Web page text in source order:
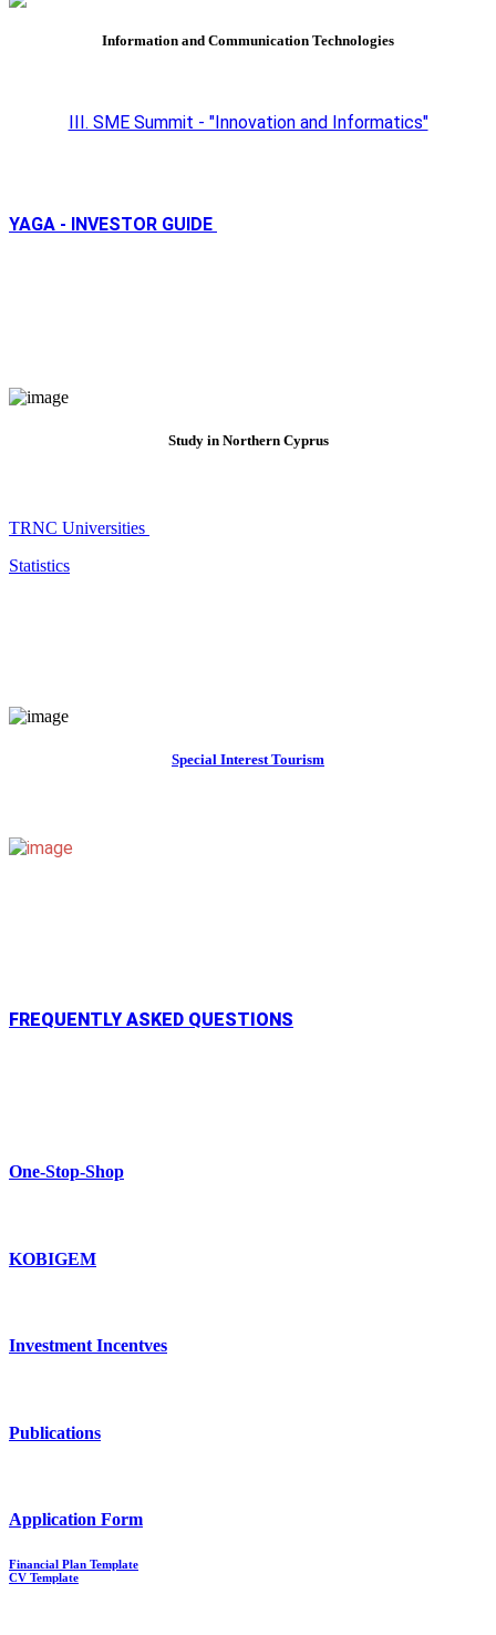
Information and Communication Technologies
III. SME Summit - "Innovation and Informatics"
YAGA - INVESTOR GUIDE
Study in Northern Cyprus
TRNC Universities
Statistics
Special Interest Tourism
FREQUENTLY ASKED QUESTIONS
One-Stop-Shop
KOBIGEM
Investment Incentves
Publications
Application Form
Financial Plan Template
CV Template